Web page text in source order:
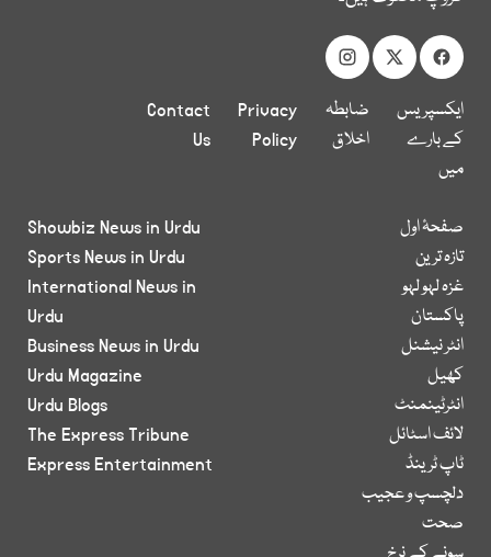
ایکسپریس
کے بارے
میں
ضابطہ
اخلاق
Privacy
Policy
Contact
Us
صفحۂ اول
تازہ ترین
غزہ لہو لہو
پاکستان
انٹر نیشنل
کھیل
انٹرٹینمنٹ
لائف اسٹائل
ٹاپ ٹرینڈ
دلچسپ و عجیب
صحت
Showbiz News in Urdu
Sports News in Urdu
International News in
Urdu
Business News in Urdu
Urdu Magazine
Urdu Blogs
The Express Tribune
Express Entertainment